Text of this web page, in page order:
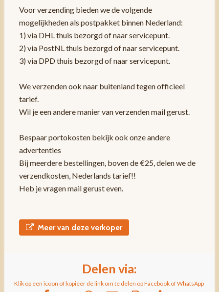
Voor verzending bieden we de volgende
mogelijkheden als postpakket binnen Nederland:
1) via DHL thuis bezorgd of naar servicepunt.
2) via PostNL thuis bezorgd of naar servicepunt.
3) via DPD thuis bezorgd of naar servicepunt.
We verzenden ook naar buitenland tegen officieel
tarief.
Wil je een andere manier van verzenden mail gerust.
Bespaar portokosten bekijk ook onze andere
advertenties
Bij meerdere bestellingen, boven de €25, delen we de
verzendkosten, Nederlands tarief!!
Heb je vragen mail gerust even.
Meer van deze verkoper
Delen via:
Klik op een icoon of kopieer de link om te delen op Facebook of WhatsApp